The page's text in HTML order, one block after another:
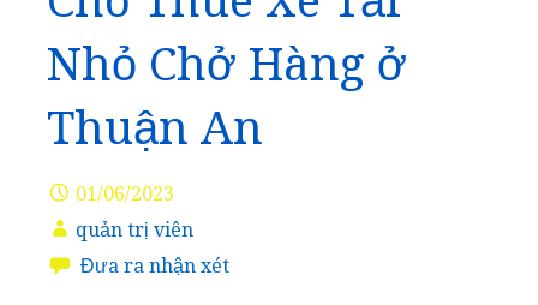
Nhỏ Chở Hàng ở
Thuận An
01/06/2023
quản trị viên
Đưa ra nhận xét